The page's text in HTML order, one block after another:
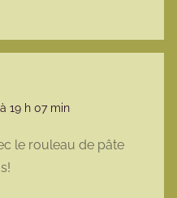
19 h 07 min
le rouleau de pâte